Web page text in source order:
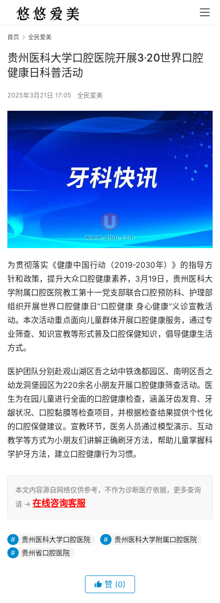
首页 全民爱美
贵州医科大学口腔医院开展3·20世界口腔
健康日科普活动
2025年3月21日 17:05 全民爱美
为贯彻落实《健康中国行动（2019-2030年）》的指导方
针和政策，提升大众口腔健康素养，3月19日，贵州医科大
学附属口腔医院教工第十一党支部联合口腔预防科、护理部
组织开展世界口腔健康日“口腔健康 身心健康”义诊宣教活
动。本次活动重点面向儿童群体开展口腔健康服务，通过专
业筛查、知识宣教等形式普及口腔保健知识，倡导健康生活
方式。
医护团队分别赴观山湖区吾之幼中铁逸都园区、南明区吾之
幼龙洞堡园区为220余名小朋友开展口腔健康筛查活动。医
生为在园儿童进行全面的口腔健康检查，涵盖牙齿发育、牙
龈状况、口腔黏膜等检查项目，并根据检查结果提供个性化
的口腔保健建议。宣教环节，医务人员通过模型演示、互动
教学等方式为小朋友们讲解正确刷牙方法，帮助儿童掌握科
学护牙方法，建立口腔健康行为习惯。
本文内容源自网络仅供参考，不作为诊断医疗依据，更多查询
请 → 在线咨询客服
贵州医科大学口腔医院
贵州医科大学附属口腔医院
贵州省口腔医院
赞 (0)